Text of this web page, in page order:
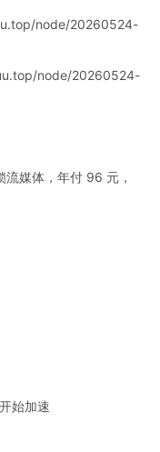
node/20260524-
node/20260524-
媒体，年付 96 元，
始加速